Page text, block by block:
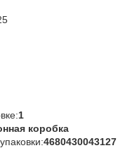
1
коробка
4680430043127